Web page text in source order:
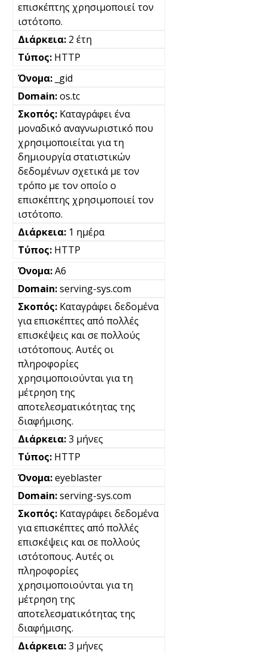
επισκέπτης χρησιμοποιεί τον
ιστότοπο.
2 έτη
HTTP
_gid
os.tc
Καταγράφει ένα
μοναδικό αναγνωριστικό που
χρησιμοποιείται για τη
δημιουργία στατιστικών
δεδομένων σχετικά με τον
τρόπο με τον οποίο ο
επισκέπτης χρησιμοποιεί τον
ιστότοπο.
1 ημέρα
HTTP
A6
serving-sys.com
Καταγράφει δεδομένα
για επισκέπτες από πολλές
επισκέψεις και σε πολλούς
ιστότοπους. Αυτές οι
πληροφορίες
χρησιμοποιούνται για τη
μέτρηση της
αποτελεσματικότητας της
διαφήμισης.
3 μήνες
HTTP
eyeblaster
serving-sys.com
Καταγράφει δεδομένα
για επισκέπτες από πολλές
επισκέψεις και σε πολλούς
ιστότοπους. Αυτές οι
πληροφορίες
χρησιμοποιούνται για τη
μέτρηση της
αποτελεσματικότητας της
διαφήμισης.
3 μήνες